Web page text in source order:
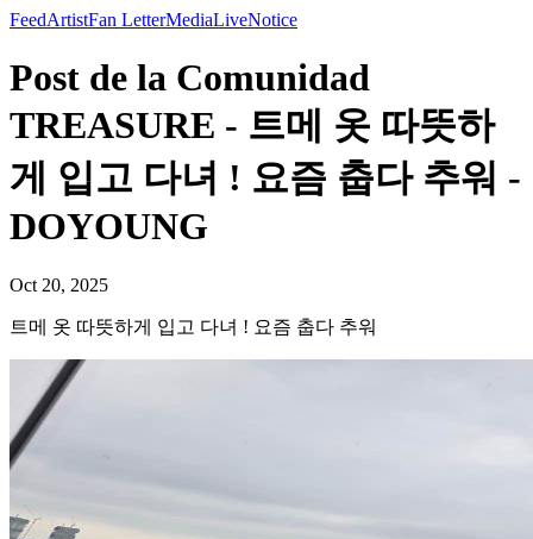
FeedArtistFan LetterMediaLiveNotice
Post de la Comunidad
TREASURE - 트메 옷 따뜻하
게 입고 다녀 ! 요즘 춥다 추워 -
DOYOUNG
Oct 20, 2025
트메 옷 따뜻하게 입고 다녀 ! 요즘 춥다 추워